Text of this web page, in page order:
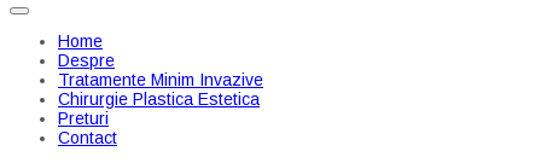
Home
Despre
Tratamente Minim Invazive
Chirurgie Plastica Estetica
Preturi
Contact